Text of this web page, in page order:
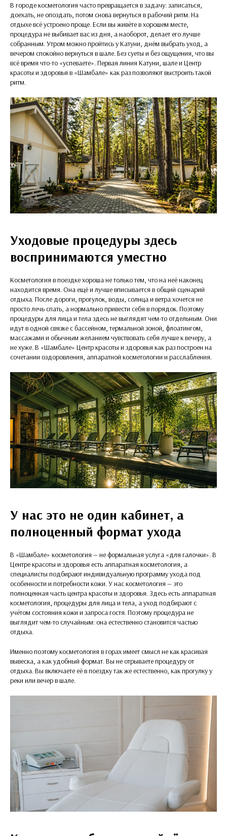
В городе косметология часто превращается в задачу: записаться,
доехать, не опоздать, потом снова вернуться в рабочий ритм. На
отдыхе всё устроено проще. Если вы живёте в хорошем месте,
процедура не выбивает вас из дня, а наоборот, делает его лучше
собранным. Утром можно пройтись у Катуни, днём выбрать уход, а
вечером спокойно вернуться в шале. Без суеты и без ощущения, что вы
всё время что-то «успеваете». Первая линия Катуни, шале и Центр
красоты и здоровья в «Шамбале» как раз позволяют выстроить такой
ритм.
Уходовые процедуры здесь
воспринимаются уместно
Косметология в поездке хороша не только тем, что на неё наконец
находится время. Она ещё и лучше вписывается в общий сценарий
отдыха. После дороги, прогулок, воды, солнца и ветра хочется не
просто лечь спать, а нормально привести себя в порядок. Поэтому
процедуры для лица и тела здесь не выглядят чем-то отдельным. Они
идут в одной связке с бассейном, термальной зоной, флоатингом,
массажами и обычным желанием чувствовать себя лучше к вечеру, а
не хуже. В «Шамбале» Центр красоты и здоровья как раз построен на
сочетании оздоровления, аппаратной косметологии и расслабления.
У нас это не один кабинет, а
полноценный формат ухода
В «Шамбале» косметология — не формальная услуга «для галочки». В
Центре красоты и здоровья есть аппаратная косметология, а
специалисты подбирают индивидуальную программу ухода под
особенности и потребности кожи. У нас косметология — это
полноценная часть центра красоты и здоровья. Здесь есть аппаратная
косметология, процедуры для лица и тела, а уход подбирают с
учётом состояния кожи и запроса гостя. Поэтому процедура не
выглядит чем-то случайным: она естественно становится частью
отдыха.
Именно поэтому косметология в горах имеет смысл не как красивая
вывеска, а как удобный формат. Вы не отрываете процедуру от
отдыха. Вы включаете её в поездку так же естественно, как прогулку у
реки или вечер в шале.